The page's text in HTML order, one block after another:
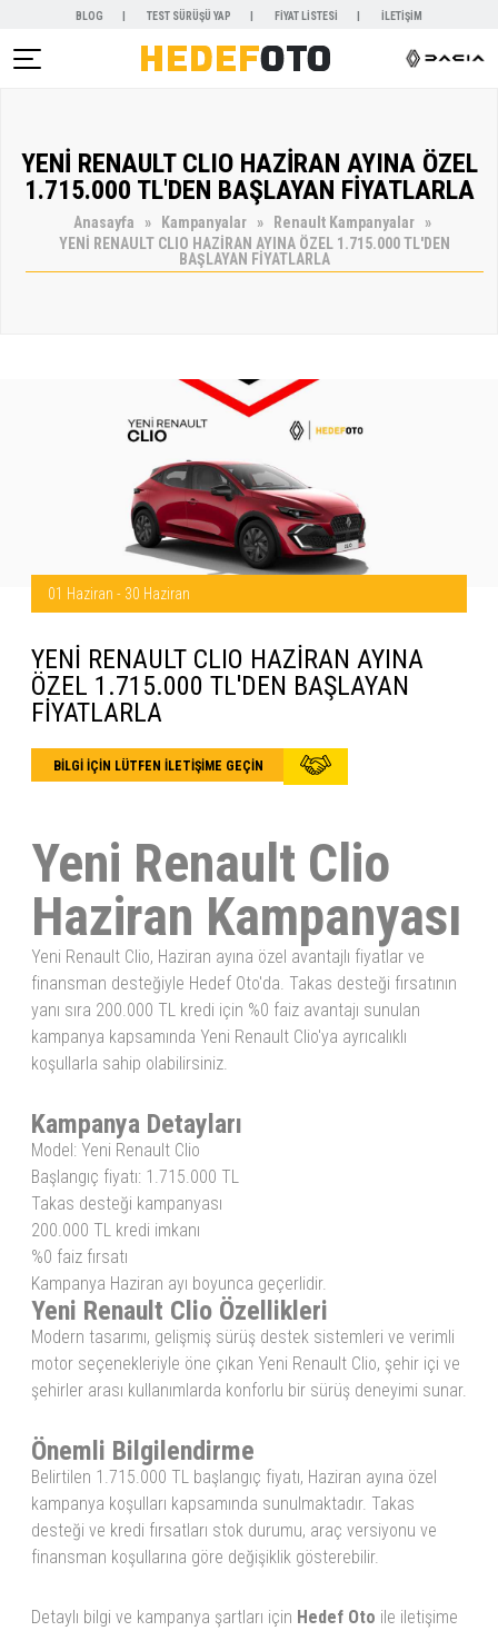
)
BLOG TEST SÜRÜŞÜ YAP FİYAT LİSTESİ İLETİŞİM
YENİ RENAULT CLIO HAZİRAN AYINA ÖZEL
1.715.000 TL'DEN BAŞLAYAN FİYATLARLA
Anasayfa Kampanyalar
Renault Kampanyalar
YENİ RENAULT CLIO HAZİRAN AYINA ÖZEL 1.715.000 TL'DEN
BAŞLAYAN FİYATLARLA
01 Haziran - 30 Haziran
YENİ RENAULT CLIO HAZİRAN AYINA
ÖZEL 1.715.000 TL'DEN BAŞLAYAN
FİYATLARLA
BİLGİ İÇİN LÜTFEN İLETİŞİME GEÇİN
Yeni Renault Clio
Haziran Kampanyası
Yeni Renault Clio, Haziran ayına özel avantajlı fiyatlar ve
finansman desteğiyle Hedef Oto'da. Takas desteği fırsatının
yanı sıra 200.000 TL kredi için %0 faiz avantajı sunulan
kampanya kapsamında Yeni Renault Clio'ya ayrıcalıklı
koşullarla sahip olabilirsiniz.
Kampanya Detayları
Model: Yeni Renault Clio
Başlangıç fiyatı: 1.715.000 TL
Takas desteği kampanyası
200.000 TL kredi imkanı
%0 faiz fırsatı
Kampanya Haziran ayı boyunca geçerlidir.
Yeni Renault Clio Özellikleri
Modern tasarımı, gelişmiş sürüş destek sistemleri ve verimli
motor seçenekleriyle öne çıkan Yeni Renault Clio, şehir içi ve
şehirler arası kullanımlarda konforlu bir sürüş deneyimi sunar.
Önemli Bilgilendirme
Belirtilen 1.715.000 TL başlangıç fiyatı, Haziran ayına özel
kampanya koşulları kapsamında sunulmaktadır. Takas
desteği ve kredi fırsatları stok durumu, araç versiyonu ve
finansman koşullarına göre değişiklik gösterebilir.
Detaylı bilgi ve kampanya şartları için Hedef Oto ile iletişime